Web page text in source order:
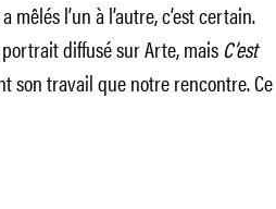
l’un à l’autre, c’est certain.
diffusé sur Arte, mais C’est
son travail que notre rencontre. Ce